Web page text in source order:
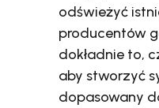
odświeżyć
producentów
dokładnie to,
aby stworzyć
dopasowany